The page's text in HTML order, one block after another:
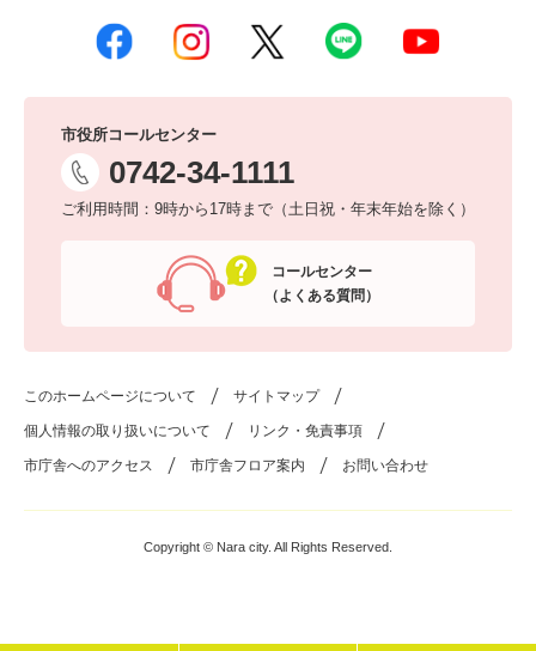
市役所コールセンター
0742-34-1111
ご利用時間：9時から17時まで（土日祝・年末年始を除く）
コールセンター
（よくある質問）
このホームページについて サイトマップ
個人情報の取り扱いについて リンク・免責事項
市庁舎へのアクセス 市庁舎フロア案内 お問い合わせ
Copyright © Nara city. All Rights Reserved.